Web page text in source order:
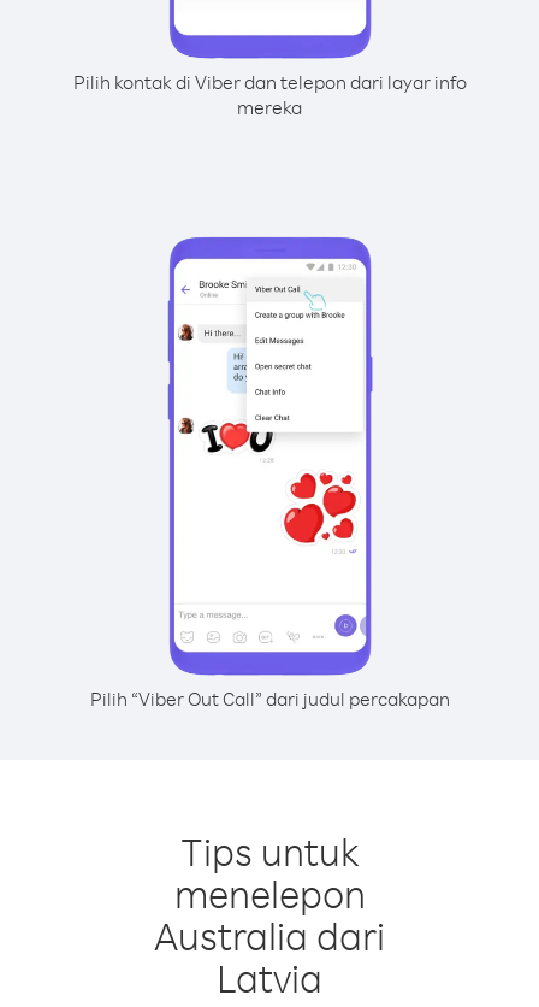
Pilih kontak di Viber dan telepon dari layar info
mereka
Pilih “Viber Out Call” dari judul percakapan
Tips untuk
menelepon
Australia dari
Latvia